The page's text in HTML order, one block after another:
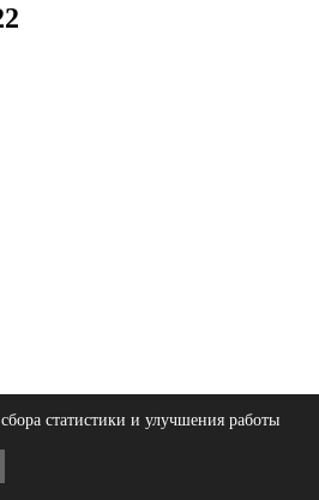
статистики и улучшения работы